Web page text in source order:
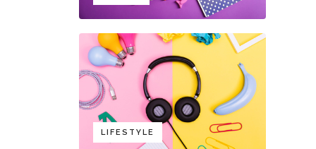
LIFESTYLE